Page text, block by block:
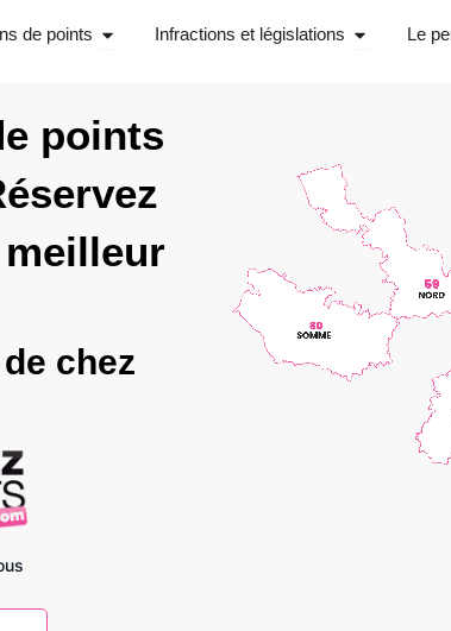
de points Ouvrir Stage récupérations de points
Infractions et législations Ouvrir Le
points
chez